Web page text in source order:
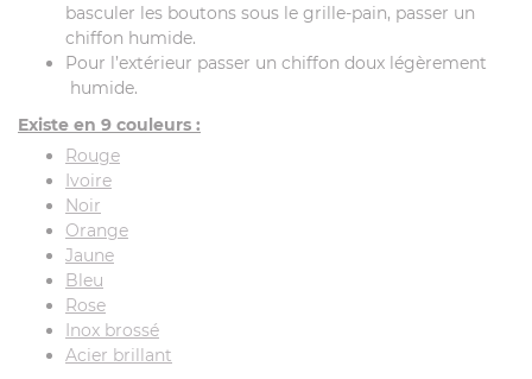
basculer les boutons sous le grille-pain, passer un
chiffon humide.
Pour l’extérieur passer un chiffon doux légèrement
humide.
Existe en 9 couleurs :
Rouge
Ivoire
Noir
Orange
Jaune
Bleu
Rose
Inox brossé
Acier brillant